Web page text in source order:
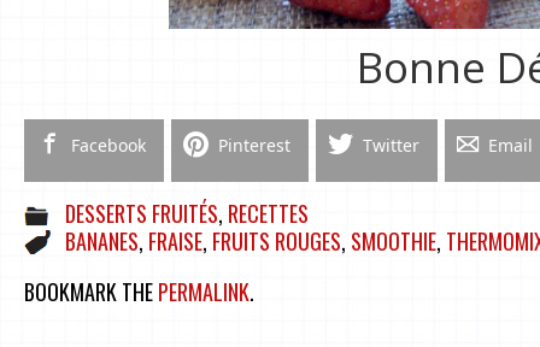
Bonne
Facebook Pinterest Twitter Email
DESSERTS FRUITÉS, RECETTES
BANANES, FRAISE, FRUITS ROUGES, SMOOTHIE,
BOOKMARK THEPERMALINK.